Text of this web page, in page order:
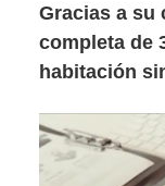
Gracias a su
completa de
habitación